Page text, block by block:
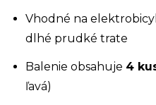
Vhodné na
dlhé prudké trate
Balenie obsahuje 4
ľavá)